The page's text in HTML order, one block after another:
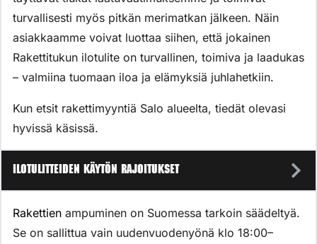
turvallisesti myös pitkän merimatkan jälkeen. Näin
asiakkaamme voivat luottaa siihen, että jokainen
Rakettitukun ilotulite on turvallinen, toimiva ja laadukas
– valmiina tuomaan iloa ja elämyksiä juhlahetkiin.
Kun etsit rakettimyyntiä Salo alueelta, tiedät olevasi
hyvissä käsissä.
Ilotulitteiden käytön rajoitukset
Rakettien ampuminen on Suomessa tarkoin säädeltyä.
Se on sallittua vain uudenvuodenyönä klo 18:00–